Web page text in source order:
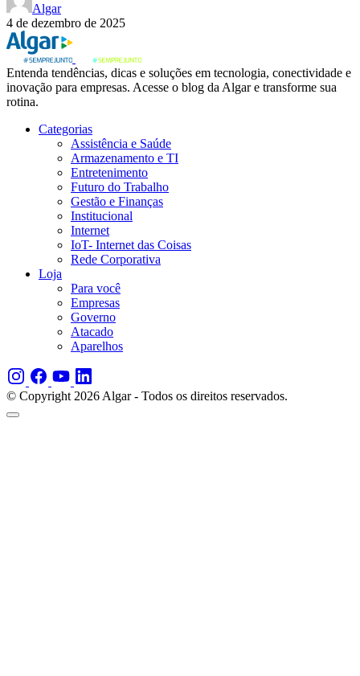
Algar
4 de dezembro de 2025
Entenda tendências, dicas e soluções em tecnologia, conectividade e
inovação para empresas. Acesse o blog da Algar e transforme sua
rotina.
Categorias
Assistência e Saúde
Armazenamento e TI
Entretenimento
Futuro do Trabalho
Gestão e Finanças
Institucional
Internet
IoT- Internet das Coisas
Rede Corporativa
Loja
Para você
Empresas
Governo
Atacado
Aparelhos
© Copyright 2026 Algar - Todos os direitos reservados.